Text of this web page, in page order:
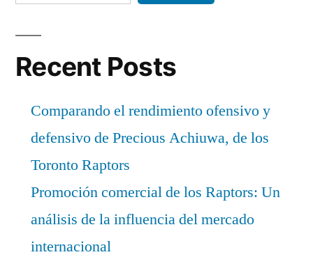
Recent Posts
Comparando el rendimiento ofensivo y
defensivo de Precious Achiuwa, de los
Toronto Raptors
Promoción comercial de los Raptors: Un
análisis de la influencia del mercado
internacional